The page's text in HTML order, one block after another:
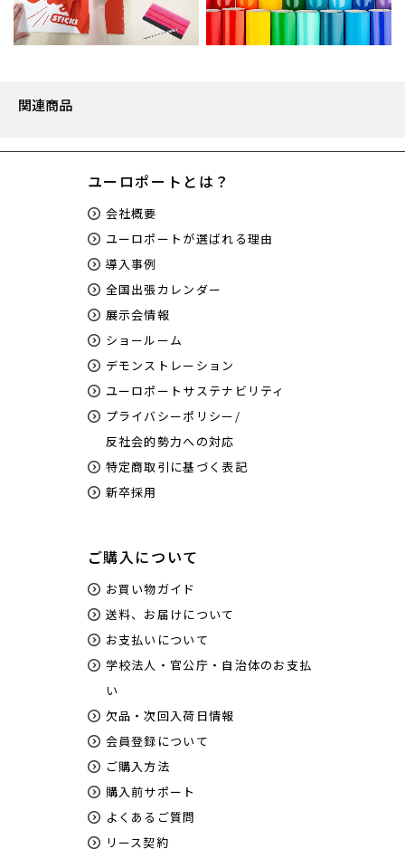
関連商品
ユーロポートとは？
会社概要
ユーロポートが選ばれる理由
導入事例
全国出張カレンダー
展示会情報
ショールーム
デモンストレーション
ユーロポートサステナビリティ
プライバシーポリシー/
反社会的勢力への対応
特定商取引に基づく表記
新卒採用
ご購入について
お買い物ガイド
送料、お届けについて
お支払いについて
学校法人・官公庁・自治体のお支払
い
欠品・次回入荷日情報
会員登録について
ご購入方法
購入前サポート
よくあるご質問
リース契約